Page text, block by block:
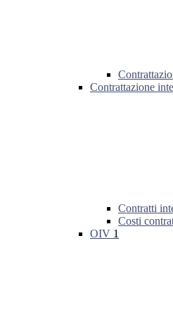
Contrattazione
Contratti
Costi
OIV 1